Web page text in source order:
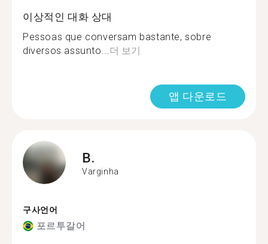
이상적인 대화 상대
Pessoas que conversam bastante, sobre
diversos assunto... 더 보기
앱 다운로드
B.
Varginha
구사언어
포르투갈어